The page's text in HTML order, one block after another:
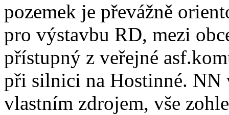
pozemek je převážně
pro výstavbu RD, mezi
přístupný z veřejné
při silnici na Hostinné. NN
vlastním zdrojem, vše